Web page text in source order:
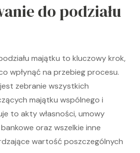
do podziału
majątku to kluczowy krok,
wpłynąć na przebieg procesu.
zebranie wszystkich
majątku wspólnego i
to akty własności, umowy
oraz wszelkie inne
wartość poszczególnych